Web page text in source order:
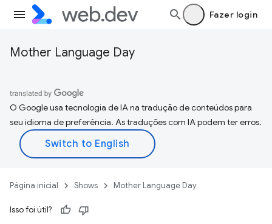
Fazer login
Mother Language Day
O Google usa tecnologia de IA na tradução de conteúdos para
seu idioma de preferência. As traduções com IA podem ter erros.
Página inicial Shows Mother Language Day
Isso foi útil?